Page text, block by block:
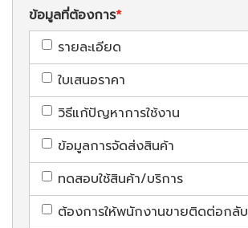
ข้อมูลที่ต้องการ
รายละเอียด
ใบเสนอราคา
วิธีแก้ปัญหาการใช้งาน
ข้อมูลการจัดส่งสินค้า
ทดสอบใช้สินค้า/บริการ
ต้องการให้พนักงานขายติดต่อกลับ